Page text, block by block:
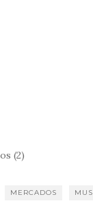
(2)
MERCADOS